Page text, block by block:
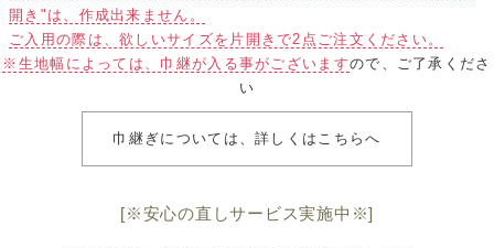
開き"は、作成出来ません。
ご入用の際は、欲しいサイズを片開きで2点ご注文ください。
※生地幅によっては、巾継が入る事がございますので、ご了承くださ
い
巾継ぎについては、詳しくはこちらへ
[※安心の直しサービス実施中※]